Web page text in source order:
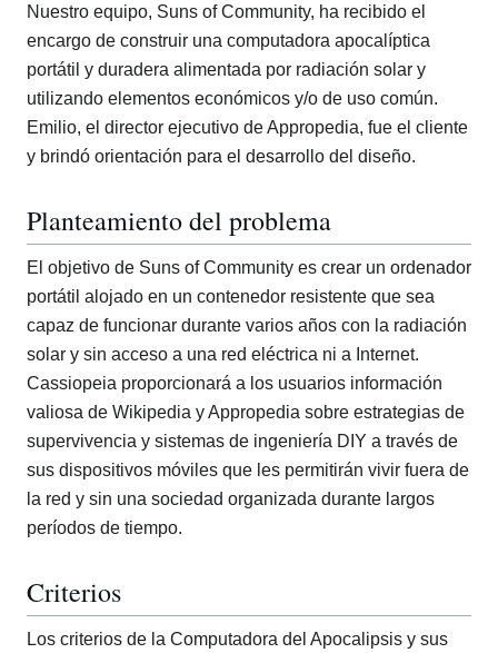
Nuestro equipo, Suns of Community, ha recibido el
encargo de construir una computadora apocalíptica
portátil y duradera alimentada por radiación solar y
utilizando elementos económicos y/o de uso común.
Emilio, el director ejecutivo de Appropedia, fue el cliente
y brindó orientación para el desarrollo del diseño.
Planteamiento del problema
El objetivo de Suns of Community es crear un ordenador
portátil alojado en un contenedor resistente que sea
capaz de funcionar durante varios años con la radiación
solar y sin acceso a una red eléctrica ni a Internet.
Cassiopeia proporcionará a los usuarios información
valiosa de Wikipedia y Appropedia sobre estrategias de
supervivencia y sistemas de ingeniería DIY a través de
sus dispositivos móviles que les permitirán vivir fuera de
la red y sin una sociedad organizada durante largos
períodos de tiempo.
Criterios
Los criterios de la Computadora del Apocalipsis y sus